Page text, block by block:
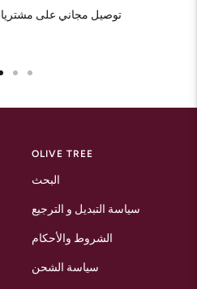
توصيل مجاني على مشتريات بقيمة
OLIVE TREE
البحث
سياسة التبديل و الترجيع
الشروط والأحكام
سياسة الشحن